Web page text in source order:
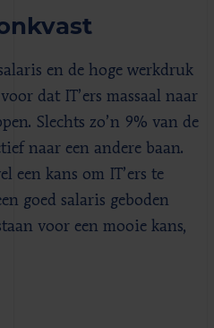
en de hoge werkdruk
dat IT’ers massaal naar
Slechts zo’n 9% van de
naar een andere baan.
een kans om IT’ers te
goed salaris geboden
voor een mooie kans,